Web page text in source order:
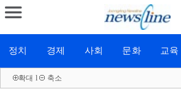
정치 경제 사회 문화 교육
확대 l 축소